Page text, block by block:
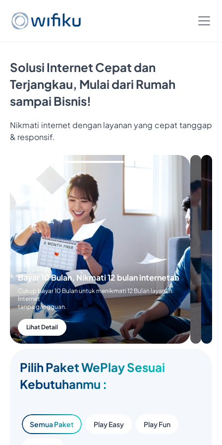
Solusi Internet Cepat dan
Terjangkau, Mulai dari Rumah
sampai Bisnis!
Nikmati internet dengan layanan yang cepat tanggap
& responsif.
Bayar 10 Bulan, Nikmati 12 bulan internetan
Cukup bayar 10 Bulan untuk menikmati 12 Bulan layanan
Internet
tanpa gangguan.
Lihat Detail
Pilih Paket WePlay Sesuai
Kebutuhanmu :
Semua Paket Play Easy Play Fun